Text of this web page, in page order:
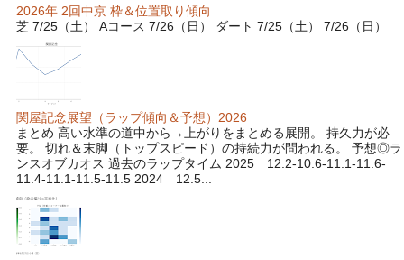
2026年 2回中京 枠＆位置取り傾向
芝 7/25（土） Aコース 7/26（日） ダート 7/25（土） 7/26（日）
関屋記念展望（ラップ傾向＆予想）2026
まとめ 高い水準の道中から→上がりをまとめる展開。 持久力が必
要。 切れ＆末脚（トップスピード）の持続力が問われる。 予想◎ラ
ンスオブカオス 過去のラップタイム 2025 12.2-10.6-11.1-11.6-
11.4-11.1-11.5-11.5 2024 12.5...